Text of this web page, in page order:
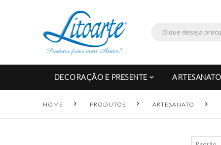
DECORAÇÃO E PRESENTE ARTESANATO
HOME PRODUTOS ARTESANATO